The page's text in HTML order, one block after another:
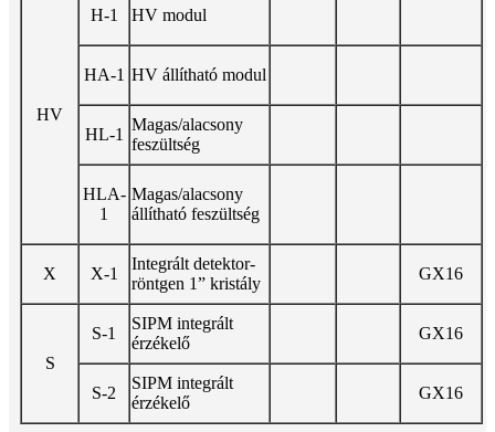
HV
H-1 HV modul
HA-1 HV állítható modul
HL-1
Magas/alacsony
feszültség
HLA-
1
Magas/alacsony
állítható feszültség
X X-1
Integrált detektor-
röntgen 1” kristály
GX16
S
S-1
SIPM integrált
érzékelő
GX16
S-2
SIPM integrált
érzékelő
GX16